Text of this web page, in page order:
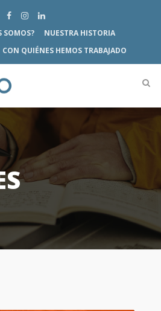
SOMOS?
NUESTRA HISTORIA
CON QUIÉNES HEMOS TRABAJADO